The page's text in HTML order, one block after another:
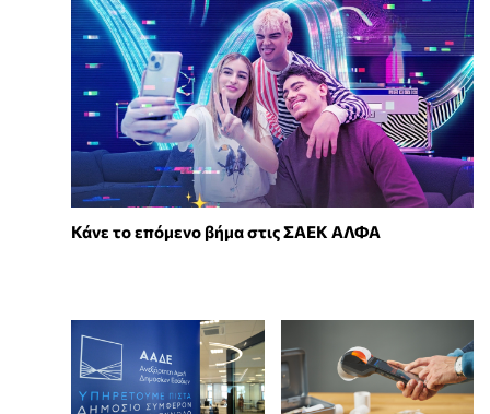
Κάνε το επόμενο βήμα στις ΣΑΕΚ ΑΛΦΑ